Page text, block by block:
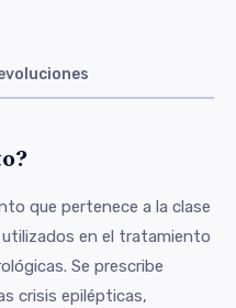
que pertenece a la clase
en el tratamiento
Se prescribe
crisis epilépticas,